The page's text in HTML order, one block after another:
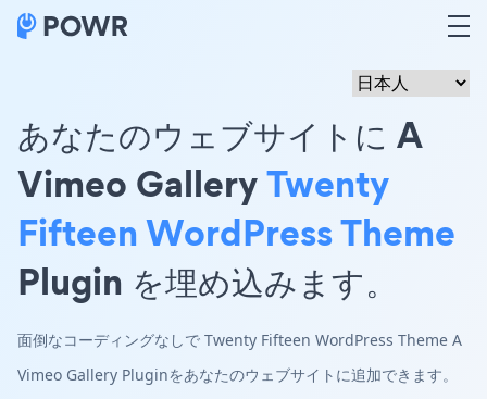
あなたのウェブサイトに A
Vimeo GalleryTwenty
Fifteen WordPress Theme
Plugin を埋め込みます。
面倒なコーディングなしで Twenty Fifteen WordPress Theme A
Vimeo Gallery Pluginをあなたのウェブサイトに追加できます。